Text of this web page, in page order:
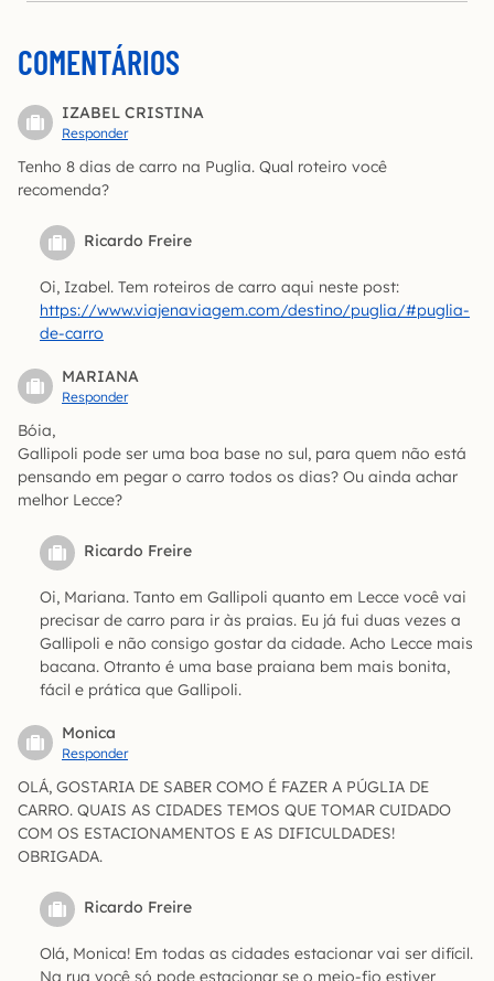
COMENTÁRIOS
IZABEL CRISTINA
Responder
Tenho 8 dias de carro na Puglia. Qual roteiro você
recomenda?
Ricardo Freire
Oi, Izabel. Tem roteiros de carro aqui neste post:
https://www.viajenaviagem.com/destino/puglia/#puglia-
de-carro
MARIANA
Responder
Bóia,
Gallipoli pode ser uma boa base no sul, para quem não está
pensando em pegar o carro todos os dias? Ou ainda achar
melhor Lecce?
Ricardo Freire
Oi, Mariana. Tanto em Gallipoli quanto em Lecce você vai
precisar de carro para ir às praias. Eu já fui duas vezes a
Gallipoli e não consigo gostar da cidade. Acho Lecce mais
bacana. Otranto é uma base praiana bem mais bonita,
fácil e prática que Gallipoli.
Monica
Responder
OLÁ, GOSTARIA DE SABER COMO É FAZER A PÚGLIA DE
CARRO. QUAIS AS CIDADES TEMOS QUE TOMAR CUIDADO
COM OS ESTACIONAMENTOS E AS DIFICULDADES!
OBRIGADA.
Ricardo Freire
Olá, Monica! Em todas as cidades estacionar vai ser difícil.
Na rua você só pode estacionar se o meio-fio estiver